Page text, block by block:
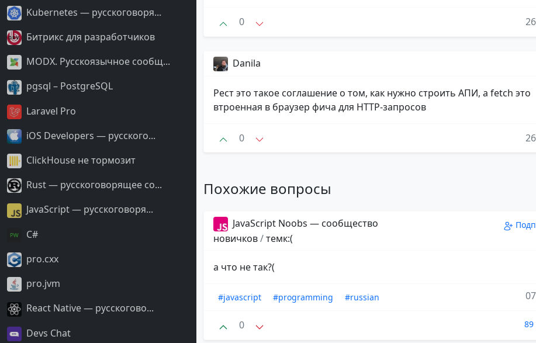
Kubernetes — русскоговоря...
Битрикс для разработчиков
MODX. Русскоязычное сообщ...
pgsql – PostgreSQL
Laravel Pro
iOS Developers — русского...
ClickHouse не тормозит
Rust — русскоговорящее со...
JavaScript — русскоговоря...
С#
pro.cxx
pro.jvm
React Native — русскогово...
Devs Chat
0
Danila
Рест это такое соглашение о том, как нужно строить АПИ, а fetch это
втроенная в браузер фича для HTTP-запросов
0
Похожие вопросы
JavaScript Noobs — сообщество
новичков/темк:(
а что не так?(
#javascript #programming #russian
0 89